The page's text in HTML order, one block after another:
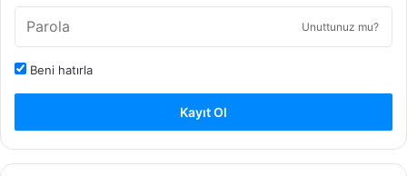
Unuttunuz mu?
Beni hatırla
Kayıt Ol